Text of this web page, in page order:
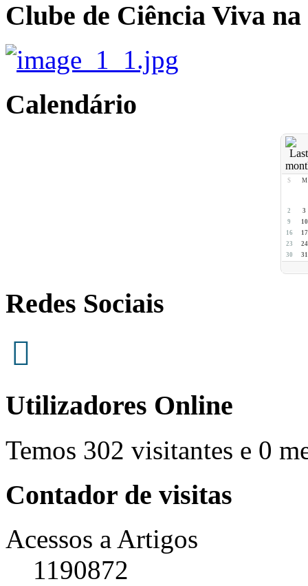
Clube de Ciência Viva
Calendário
S M
2
3
9
10
16
17
23
24
30
31
Redes Sociais
Utilizadores Online
Temos 302 visitantes e 0
Contador de visitas
Acessos a Artigos
1190872